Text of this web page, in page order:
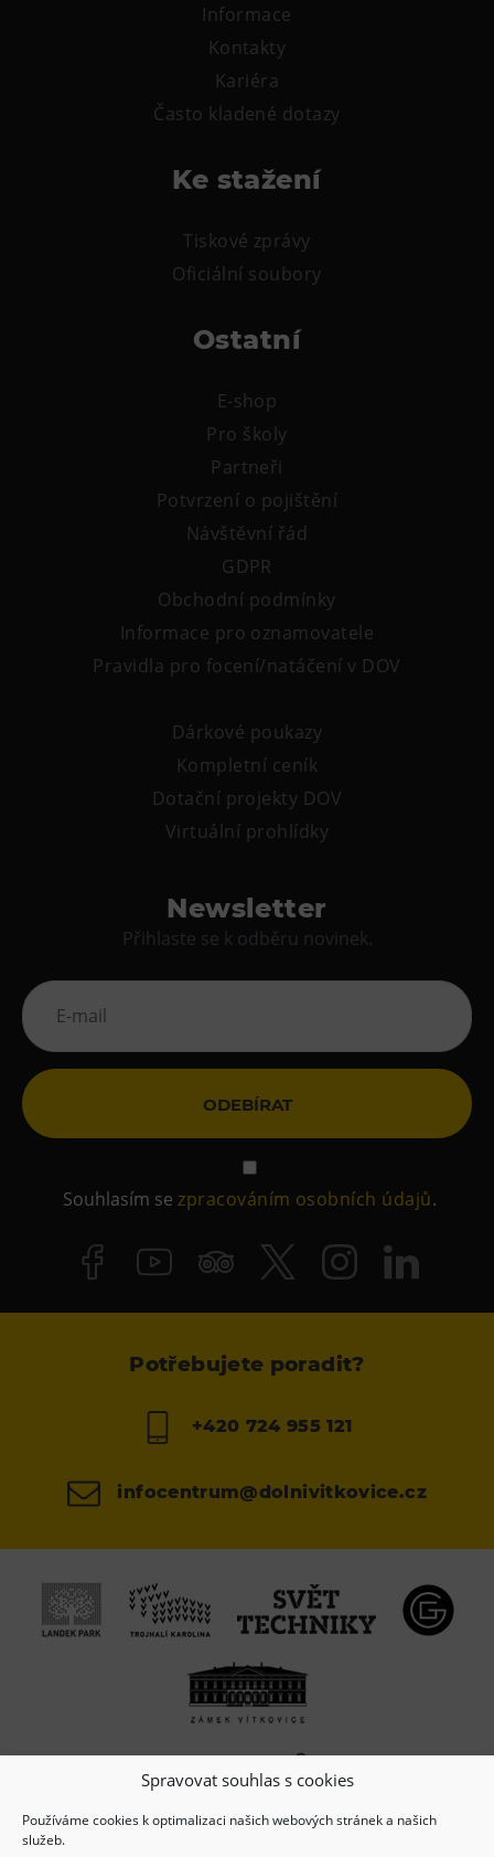
Spravovat souhlas s cookies
Používáme cookies k optimalizaci našich webových stránek a našich
služeb.
Informace
Kontakty
Kariéra
Často kladené dotazy
Ke stažení
Tiskové zprávy
Oficiální soubory
Ostatní
E-shop
Pro školy
Partneři
Potvrzení o pojištění
Návštěvní řád
GDPR
Obchodní podmínky
Informace pro oznamovatele
Pravidla pro focení/natáčení v DOV
Dárkové poukazy
Kompletní ceník
Dotační projekty DOV
Virtuální prohlídky
Newsletter
Přihlaste se k odběru novinek.
ODEBÍRAT
Souhlasím sezpracováním osobních údajů.
Potřebujete poradit?
+420 724 955 121
infocentrum@dolnivitkovice.cz